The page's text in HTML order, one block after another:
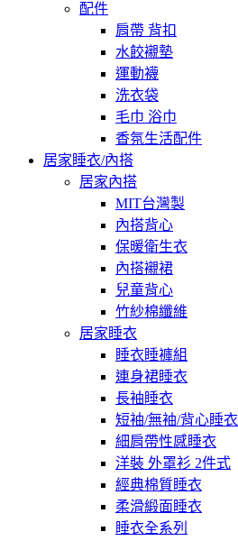
配件
肩帶 背扣
水餃襯墊
運動襪
洗衣袋
毛巾 浴巾
香氛生活配件
居家睡衣/內搭
居家內搭
MIT台灣製
內搭背心
保暖衛生衣
內搭襯裙
兒童背心
竹紗棉纖維
居家睡衣
睡衣睡褲組
連身裙睡衣
長袖睡衣
短袖/無袖/背心睡衣
細肩帶性感睡衣
洋裝 外罩衫 2件式
經典棉質睡衣
柔滑緞面睡衣
睡衣全系列